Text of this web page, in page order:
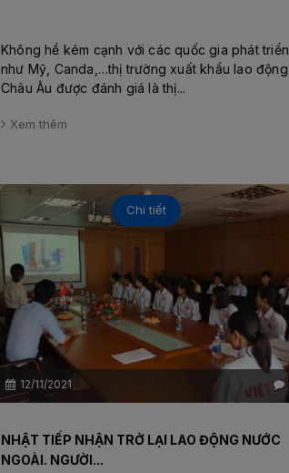
Không hề kém cạnh với các quốc gia phát triển
như Mỹ, Canda,…thị trường xuất khẩu lao động
Châu Âu được đánh giá là thị...
Xem thêm
12/11/2021
Chi tiết
NHẬT TIẾP NHẬN TRỞ LẠI LAO ĐỘNG NƯỚC
NGOÀI. NGƯỜI...